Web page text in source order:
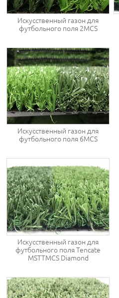
Искусственный газон для
футбольного поля 2MCS
Искусственный газон для
футбольного поля 6MCS
Искусственный газон для
футбольного поля Tencate
MSTTMCS Diamond